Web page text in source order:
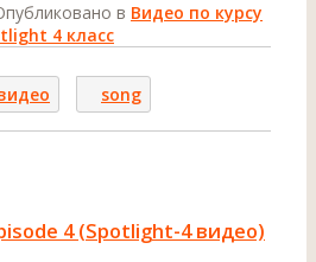
в Видео по курсу
4 класс
song
4 (Spotlight-4 видео)